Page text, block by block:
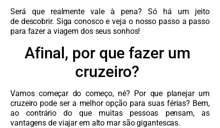
Será que realmente vale à pena? Só há um jeito
de descobrir. Siga conosco e veja o nosso passo a passo
para fazer a viagem dos seus sonhos!
Afinal, por que fazer um
cruzeiro?
Vamos começar do começo, né? Por que planejar um
cruzeiro pode ser a melhor opção para suas férias? Bem,
ao contrário do que muitas pessoas pensam, as
vantagens de viajar em alto mar são gigantescas.